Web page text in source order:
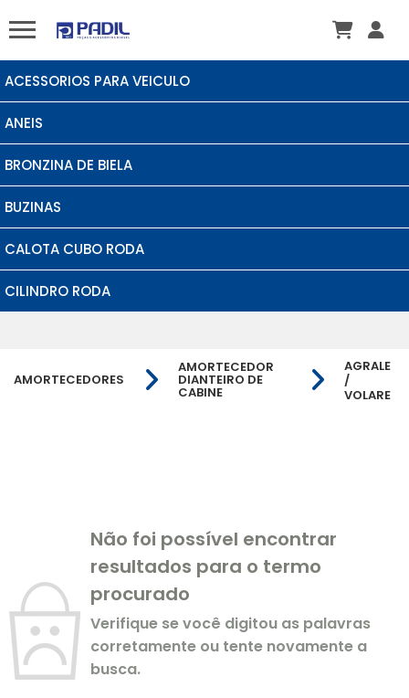
ACESSORIOS PARA VEICULO
ANEIS
BRONZINA DE BIELA
BUZINAS
CALOTA CUBO RODA
CILINDRO RODA
AMORTECEDORES
AMORTECEDOR
DIANTEIRO DE
CABINE
AGRALE
/
VOLARE
Não foi possível encontrar
resultados para o termo
procurado
Verifique se você digitou as palavras
corretamente ou tente novamente a
busca.